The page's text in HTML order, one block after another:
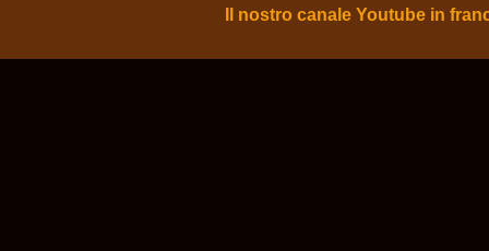
Il nostro canale Youtube in